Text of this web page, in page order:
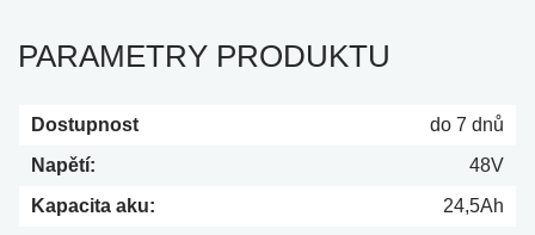
PARAMETRY PRODUKTU
Dostupnost
do 7 dnů
Napětí:
48V
Kapacita aku:
24,5Ah